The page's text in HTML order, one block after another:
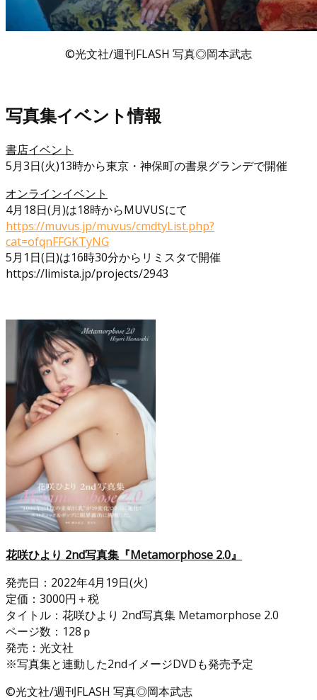
©光文社/週刊FLASH 写真◎岡本武志
写真集イベント情報
書店イベント
5月3日(火)13時から東京・神保町の書泉グランデで開催
オンラインイベント
4月18日(月)は18時からMUVUSにて
https://muvus.jp/muvus/cmdtyList.php?
cat=ofqnFFGKTyNG
5月1日(日)は16時30分からリミスタで開催
https://limista.jp/projects/2943
花咲ひより 2nd写真集『Metamorphose 2.0』
発売日：2022年4月19日(火)
定価：3000円＋税
タイトル：花咲ひより 2nd写真集 Metamorphose 2.0
ページ数：128ｐ
発売：光文社
※写真集と連動した2ndイメージDVDも発売予定
©光文社/週刊FLASH 写真◎岡本武志